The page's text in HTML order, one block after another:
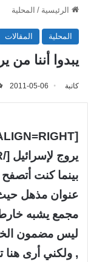
الرئيسية / المحلية
المحلية المقالات
يبدوا أننا من
كاتبة 2011-05-06
يروج لإسرائيل [/COLOR][/ALIGN]
بينما كنت
عنوان مذهل
مجمع يشبه
ليس مضمون
, ولكني أرى هنا